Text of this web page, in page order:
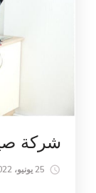
شركة
25 يونيو، 2022